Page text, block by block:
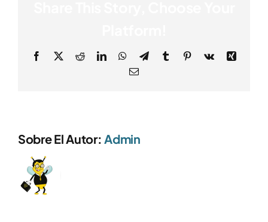
Facebook
X RedditLinkedInWhatsApp
TelegramTumblr Pinterest
Vk
Xing
Correo
Sobre El Autor:Admin